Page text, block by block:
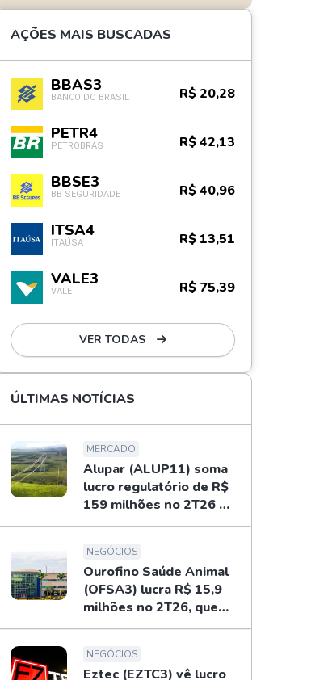
AÇÕES MAIS BUSCADAS
BBAS3
BANCO DO BRASIL R$ 20,28
PETR4
PETROBRAS R$ 42,13
BBSE3
BB SEGURIDADE R$ 40,96
ITSA4
ITAÚSA R$ 13,51
VALE3
VALE R$ 75,39
VER TODAS
ÚLTIMAS NOTÍCIAS
MERCADO
Alupar (ALUP11) soma
lucro regulatório de R$
159 milhões no 2T26 e
libera dividendos
NEGÓCIOS
Ourofino Saúde Animal
(OFSA3) lucra R$ 15,9
milhões no 2T26, queda
de 33%
NEGÓCIOS
Eztec (EZTC3) vê lucro